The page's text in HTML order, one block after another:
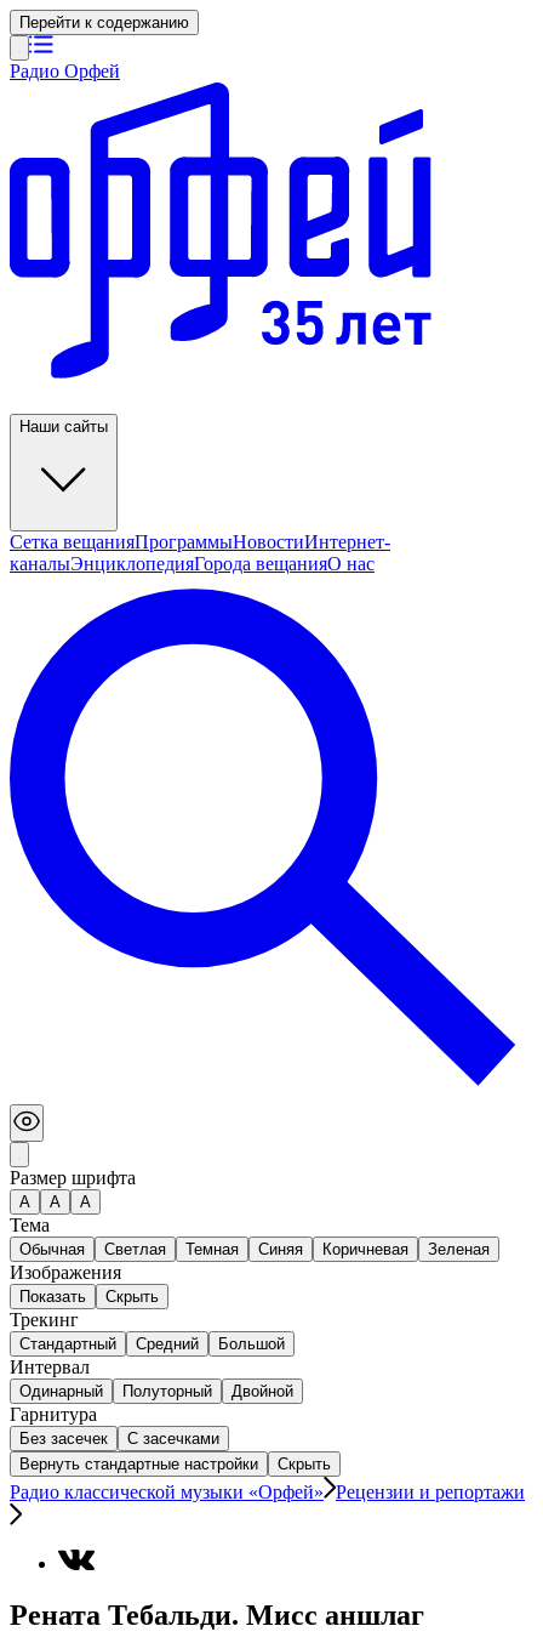
Перейти к содержанию
Радио Орфей
Наши сайты
Сетка вещанияПрограммыНовостиИнтернет-
каналыЭнциклопедияГорода вещанияО нас
Размер шрифта
А A A
Тема
Обычная Светлая Темная Синяя Коричневая Зеленая
Изображения
Показать Скрыть
Трекинг
Стандартный Средний Большой
Интервал
Одинарный Полуторный Двойной
Гарнитура
Без засечек
С засечками
Вернуть стандартные настройки
Скрыть
Радио классической музыки «Орфей» Рецензии и репортажи
Рената Тебальди. Мисс аншлаг